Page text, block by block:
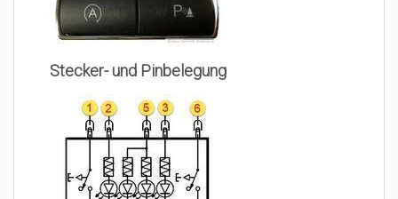
Stecker- und Pinbelegung